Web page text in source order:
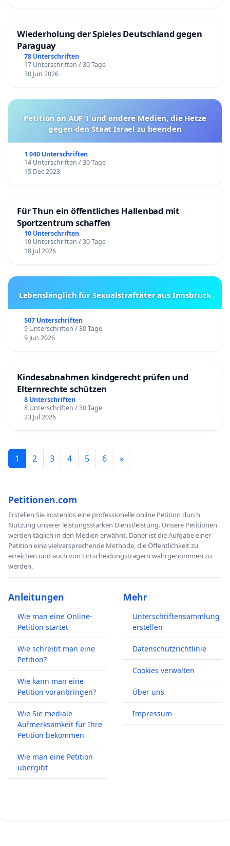
Wiederholung der Spieles Deutschland gegen
Paraguay
78 Unterschriften
17 Unterschriften / 30 Tage
30 Jun 2026
Petition an AUF 1 und andere Medien, die Hetze
gegen den Staat Israel zu beenden
1 040 Unterschriften
14 Unterschriften / 30 Tage
15 Dec 2023
Für Thun ein öffentliches Hallenbad mit
Sportzentrum schaffen
10 Unterschriften
10 Unterschriften / 30 Tage
18 Jul 2026
Lebenslänglich für Sexualstraftäter aus Innsbruck
507 Unterschriften
9 Unterschriften / 30 Tage
9 Jun 2026
Kindesabnahmen kindgerecht prüfen und
Elternrechte schützen
8 Unterschriften
8 Unterschriften / 30 Tage
23 Jul 2026
1 2 3 4 5 6 »
Petitionen.com
Erstellen Sie kostenlos eine professionelle online Petition durch
Nutzung unserer leistungsstarken Dienstleistung. Unsere Petitionen
werden täglich in den Medien erwähnt. Daher ist die Aufgabe einer
Petition eine vielversprechende Methode, die Öffentlichkeit zu
erreichen und auch von Entscheidungsträgern wahrgenommen zu
werden.
Anleitungen
Wie man eine Online-
Petition startet
Wie schreibt man eine
Petition?
Wie kann man eine
Petition voranbringen?
Wie Sie mediale
Aufmerksamkeit für Ihre
Petition bekommen
Wie man eine Petition
übergibt
Mehr
Unterschriftensammlung
erstellen
Datenschutzrichtlinie
Cookies verwalten
Über uns
Impressum